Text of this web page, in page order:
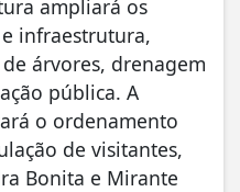
ampliará os
infraestrutura,
árvores, drenagem
pública. A
o ordenamento
de visitantes,
Bonita e Mirante